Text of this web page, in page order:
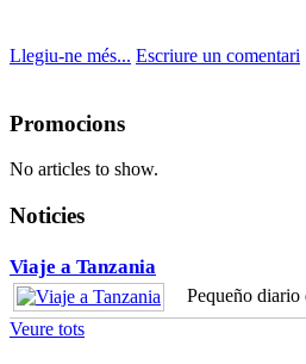
Llegiu-ne més... Escriure un comentari
Promocions
No articles to show.
Noticies
Viaje a Tanzania
Pequeño
Veure tots